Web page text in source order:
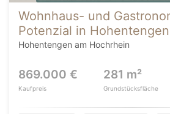
Wohnhaus- und
Potenzial in
Hohentengen am Hochrhein
869.000 €
Kaufpreis
281 m²
Grundstücksfläche